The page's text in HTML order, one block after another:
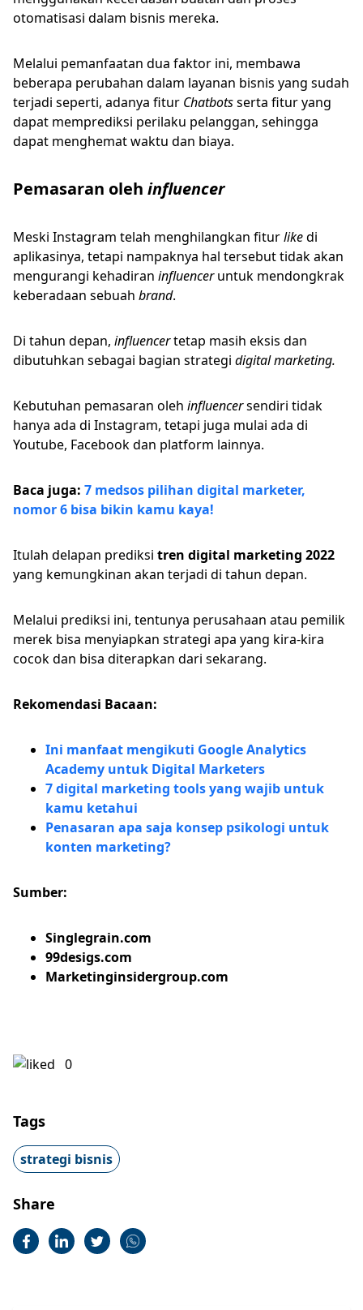
otomatisasi dalam bisnis mereka.
Melalui pemanfaatan dua faktor ini, membawa
beberapa perubahan dalam layanan bisnis yang sudah
terjadi seperti, adanya fitur Chatbotsserta fitur yang
dapat memprediksi perilaku pelanggan, sehingga
dapat menghemat waktu dan biaya.
Pemasaran oleh influencer
Meski Instagram telah menghilangkan fiturlikedi
aplikasinya, tetapi nampaknya hal tersebut tidak akan
mengurangi kehadiran influenceruntuk mendongkrak
keberadaan sebuah brand.
Di tahun depan, influencertetap masih eksis dan
dibutuhkan sebagai bagian strategi digital marketing.
Kebutuhan pemasaran oleh influencersendiri tidak
hanya ada di Instagram, tetapi juga mulai ada di
Youtube, Facebook dan platform lainnya.
Baca juga: 7 medsos pilihan digital marketer,
nomor 6 bisa bikin kamu kaya!
Itulah delapan prediksi tren digital marketing 2022
yang kemungkinan akan terjadi di tahun depan.
Melalui prediksi ini, tentunya perusahaan atau pemilik
merek bisa menyiapkan strategi apa yang kira-kira
cocok dan bisa diterapkan dari sekarang.
Rekomendasi Bacaan:
Ini manfaat mengikuti Google Analytics
Academy untuk Digital Marketers
7 digital marketing tools yang wajib untuk
kamu ketahui
Penasaran apa saja konsep psikologi untuk
konten marketing?
Sumber:
Singlegrain.com
99desigs.com
Marketinginsidergroup.com
0
Tags
strategi bisnis
Share